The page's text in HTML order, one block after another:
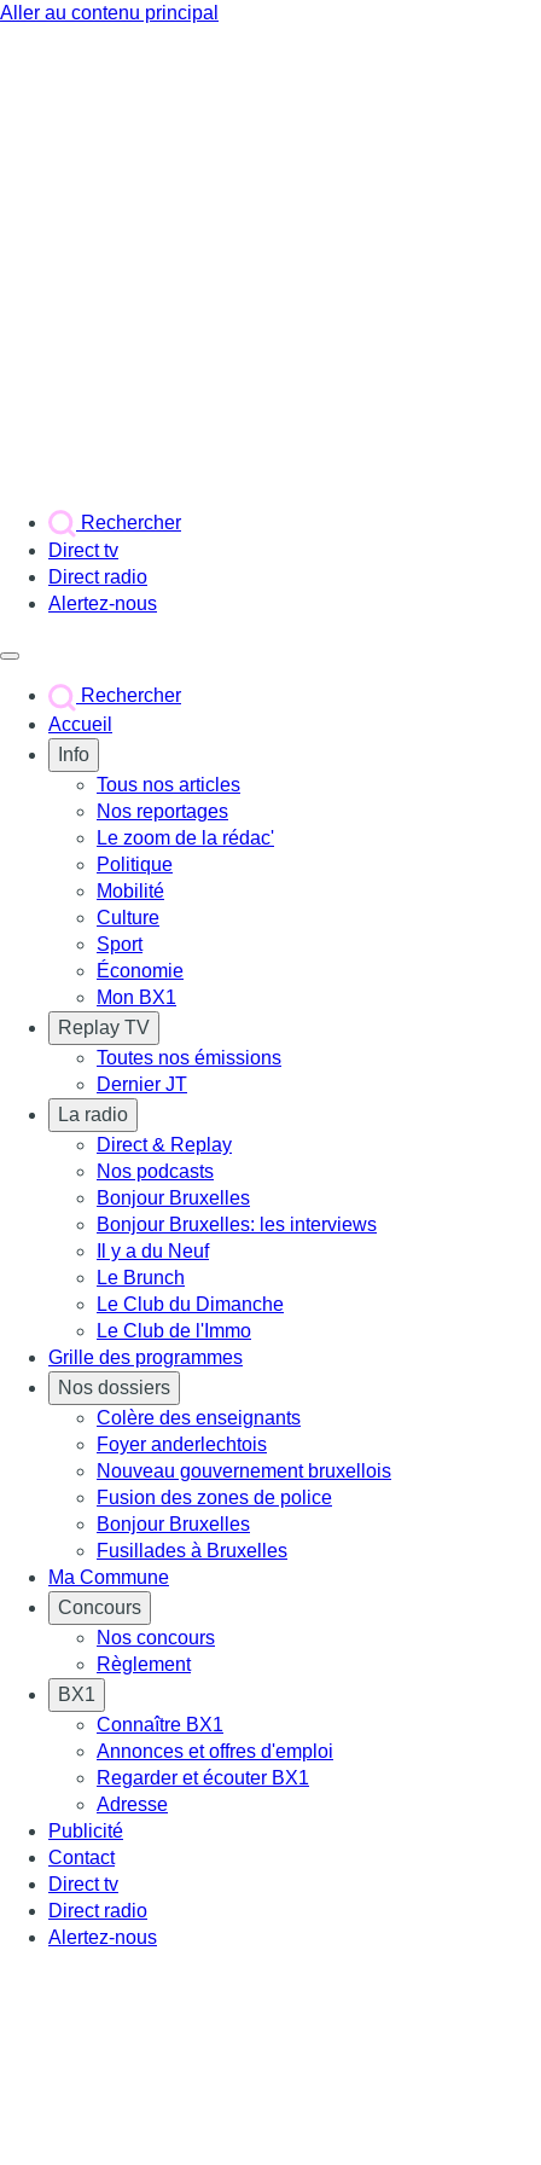
Aller au contenu principal
Rechercher
Direct tv
Direct radio
Alertez-nous
Rechercher
Accueil
Info
Tous nos articles
Nos reportages
Le zoom de la rédac'
Politique
Mobilité
Culture
Sport
Économie
Mon BX1
Replay TV
Toutes nos émissions
Dernier JT
La radio
Direct & Replay
Nos podcasts
Bonjour Bruxelles
Bonjour Bruxelles: les interviews
Il y a du Neuf
Le Brunch
Le Club du Dimanche
Le Club de l'Immo
Grille des programmes
Nos dossiers
Colère des enseignants
Foyer anderlechtois
Nouveau gouvernement bruxellois
Fusion des zones de police
Bonjour Bruxelles
Fusillades à Bruxelles
Ma Commune
Concours
Nos concours
Règlement
BX1
Connaître BX1
Annonces et offres d'emploi
Regarder et écouter BX1
Adresse
Publicité
Contact
Direct tv
Direct radio
Alertez-nous